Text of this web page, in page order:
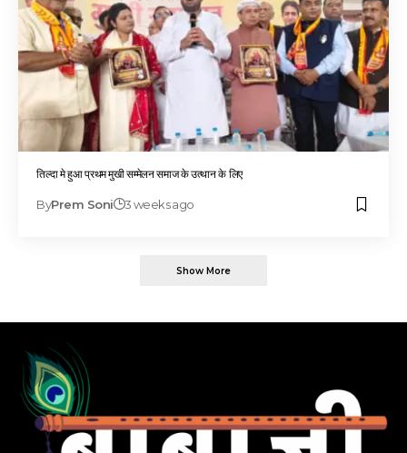
तिल्दा मे हुआ प्रथम मुखी सम्मेलन समाज के उत्थान के लिए
ByPrem Soni 3 weeks ago
Show More